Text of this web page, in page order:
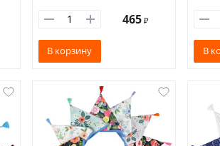
465 ₽
В корзину В